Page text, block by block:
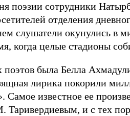
поэзии сотрудники
отделения
слушатели окунулись в
когда целые стадионы
была Белла
лирика покорили
Самое известное ее
Таривердиевым, и с тех